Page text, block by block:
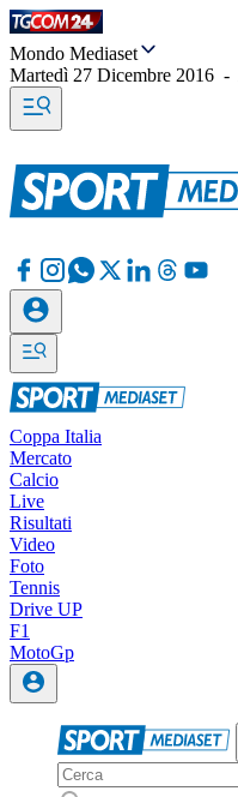
Mondo Mediaset
Martedì 27 Dicembre 2016 -
Coppa Italia
Mercato
Calcio
Live
Risultati
Video
Foto
Tennis
Drive UP
F1
MotoGp